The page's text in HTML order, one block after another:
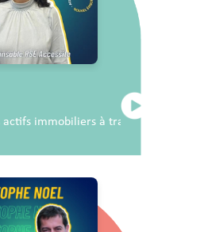
actifs immobiliers à travers la RSE